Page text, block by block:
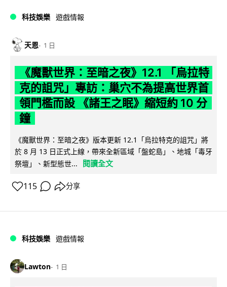
科技娛樂 遊戲情報
天恩 1 日
《魔獸世界：至暗之夜》12.1 「烏拉特
克的詛咒」專訪：巢穴不為提高世界首
領門檻而設 《諸王之眠》縮短約 10 分
鐘
《魔獸世界：至暗之夜》版本更新 12.1「烏拉特克的詛咒」將
於 8 月 13 日正式上線，帶來全新區域「盤蛇島」、地城「毒牙
祭壇」、新型態世...
閱讀全文
115 分享
科技娛樂 遊戲情報
Lawton 1 日